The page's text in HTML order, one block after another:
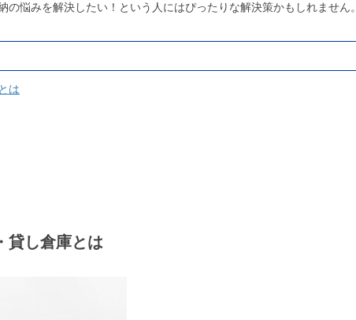
の悩みを解決したい！という人にはぴったりな解決策かもしれません。
は
貸し倉庫とは